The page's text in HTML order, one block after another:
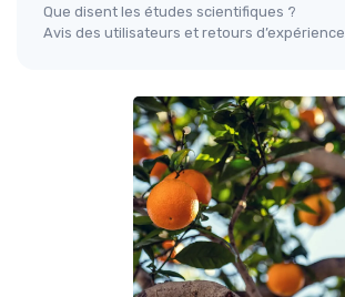
Que disent les études scientifiques ?
Avis des utilisateurs et retours d’expérience